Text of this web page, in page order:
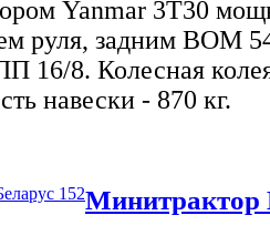
Yanmar 3Т30
руля, задним ВОМ
16/8. Колесная
навески - 870 кг.
Минитрактор